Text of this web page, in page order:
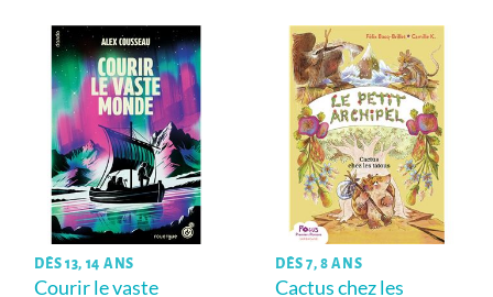
DÈS 13, 14 ANS
Courir le vaste
DÈS 7, 8 ANS
Cactus chez les